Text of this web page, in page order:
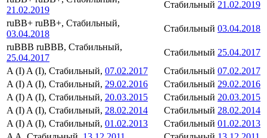
21.02.2019
Стабильный 21.02.2019
ruBB+ ruBB+, Стабильный,
03.04.2018
Стабильный 03.04.2018
ruBBB ruBBB, Стабильный,
25.04.2017
Стабильный 25.04.2017
A (I) A (I), Стабильный, 07.02.2017 Стабильный 07.02.2017
A (I) A (I), Стабильный, 29.02.2016 Стабильный 29.02.2016
A (I) A (I), Стабильный, 20.03.2015 Стабильный 20.03.2015
A (I) A (I), Стабильный, 28.02.2014 Стабильный 28.02.2014
A (I) A (I), Стабильный, 01.02.2013 Стабильный 01.02.2013